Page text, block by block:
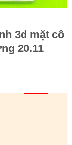
3d mặt cô
20.11